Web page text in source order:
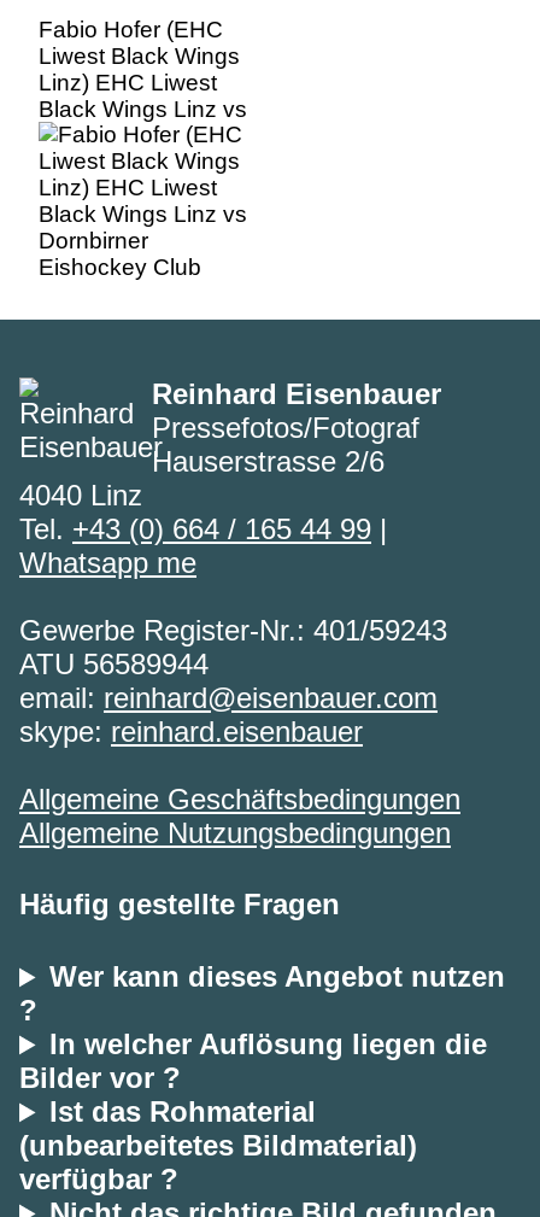
Fabio Hofer (EHC
Liwest Black Wings
Linz) EHC Liwest
Black Wings Linz vs
Dornbirner
Eishockey Club
Reinhard Eisenbauer
Pressefotos/Fotograf
Hauserstrasse 2/6
4040 Linz
Tel. +43 (0) 664 / 165 44 99 |
Whatsapp me
Gewerbe Register-Nr.: 401/59243
ATU 56589944
email: reinhard@eisenbauer.com
skype: reinhard.eisenbauer
Allgemeine Geschäftsbedingungen
Allgemeine Nutzungsbedingungen
Häufig gestellte Fragen
Wer kann dieses Angebot nutzen
?
In welcher Auflösung liegen die
Bilder vor ?
Ist das Rohmaterial
(unbearbeitetes Bildmaterial)
verfügbar ?